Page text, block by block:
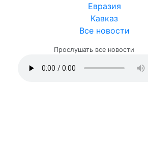
Евразия
Кавказ
Все новости
Прослушать все новости